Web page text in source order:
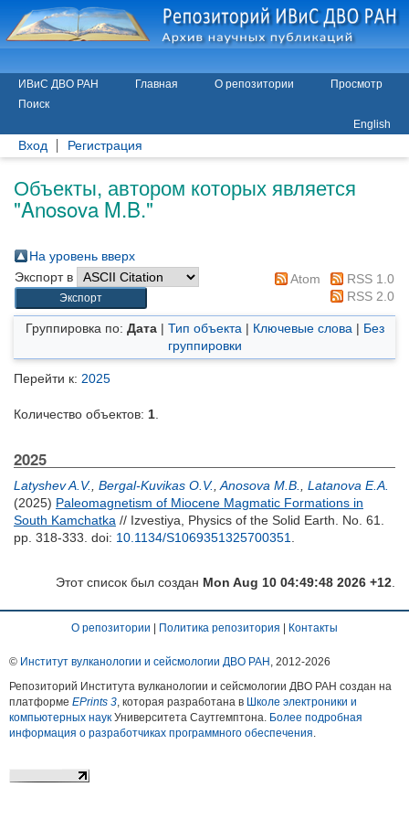
ИВиС ДВО РАН Главная О репозитории
Просмотр
Поиск
English
Вход Регистрация
Объекты, автором которых является
"Anosova M.B."
На уровень вверх
Экспорт в
Atom
RSS 1.0
RSS 2.0
Группировка по: Дата| Тип объекта | Ключевые слова | Без
группировки
Перейти к: 2025
Количество объектов: 1
2025
Latyshev A.V. Bergal-Kuvikas O.V. Anosova M.B.
Latanova E.A.
(2025) Paleomagnetism of Miocene Magmatic Formations in
South Kamchatka // Izvestiya, Physics of the Solid Earth. No. 61.
pp. 318-333. doi: 10.1134/S1069351325700351
Этот список был создан Mon Aug 10 04:49:48 2026 +12
О репозитории Политика репозитория Контакты
© Институт вулканологии и сейсмологии ДВО РАН , 2012-2026
Репозиторий Института вулканологии и сейсмологии ДВО РАН создан на
платформе EPrints 3, которая разработана в Школе электроники и
компьютерных наук Университета Саутгемптона. Более подробная
информация о разработчиках программного обеспечения.